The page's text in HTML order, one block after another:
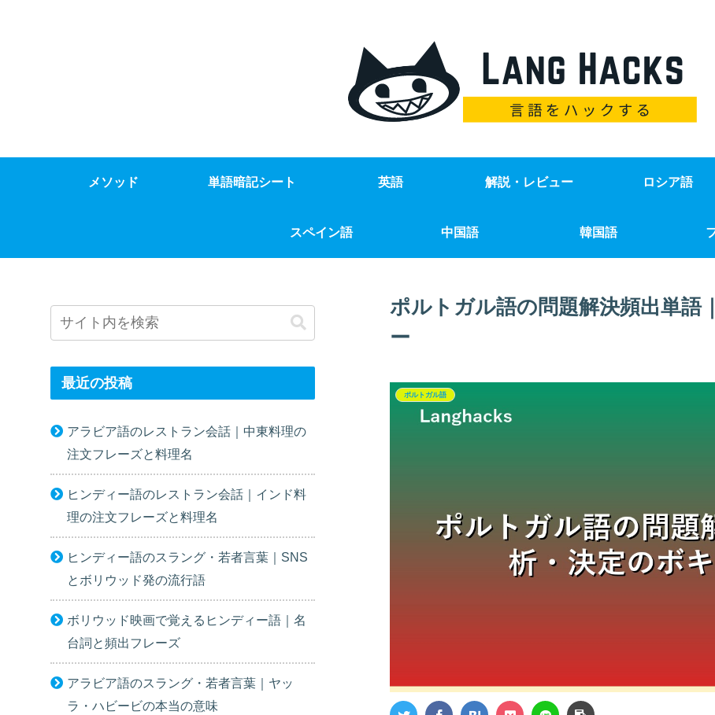
メソッド 単語暗記シート 英語 解説・レビュー ロシア語
スペイン語 中国語 韓国語
ポルトガル語の問題解決頻出単語
ー
ポルトガル語
最近の投稿
アラビア語のレストラン会話｜中東料理の
注文フレーズと料理名
ヒンディー語のレストラン会話｜インド料
理の注文フレーズと料理名
ヒンディー語のスラング・若者言葉｜SNS
とボリウッド発の流行語
ボリウッド映画で覚えるヒンディー語｜名
台詞と頻出フレーズ
アラビア語のスラング・若者言葉｜ヤッ
ラ・ハビービの本当の意味